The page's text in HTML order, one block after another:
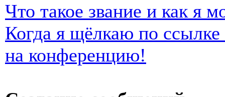
Что такое звание и как я
Когда я щёлкаю по
на конференцию!